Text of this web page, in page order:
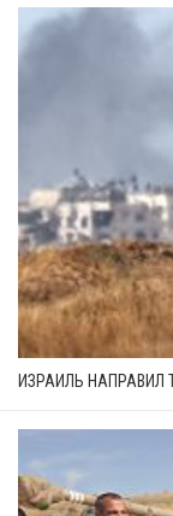
ИЗРАИЛЬ НАПРАВИЛ